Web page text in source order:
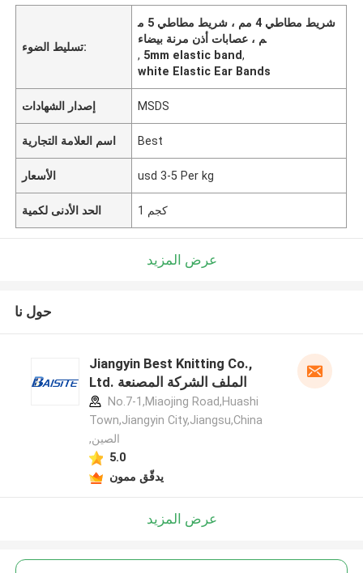
تسليط الضوء:
شريط مطاطي 4 مم ، شريط مطاطي 5 م
م ، عصابات أذن مرنة بيضاء
, 5mm elastic band,
white Elastic Ear Bands
إصدار الشهادات MSDS
اسم العلامة التجارية Best
الأسعار usd 3-5 Per kg
الحد الأدنى لكمية 1 كجم
عرض المزيد
حول نا
Jiangyin Best Knitting Co.,
Ltd. الملف الشركة المصنعة
No.7-1,Miaojing Road,Huashi
Town,Jiangyin City,Jiangsu,China
,الصين
5.0
يدقّق ممون
عرض المزيد